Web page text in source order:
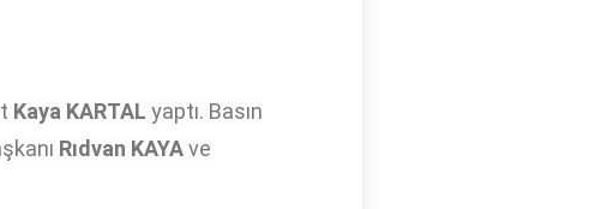
Kaya KARTAL yaptı. Basın
Rıdvan KAYAve